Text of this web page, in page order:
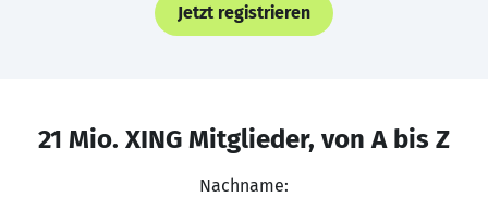
Jetzt registrieren
21 Mio. XING Mitglieder, von A bis Z
Nachname: